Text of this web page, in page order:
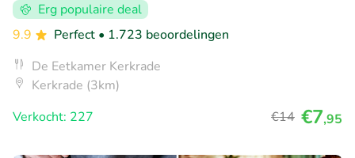
Erg populaire deal
9.9
Perfect • 1.723 beoordelingen
De Eetkamer Kerkrade
Kerkrade (3km)
Verkocht: 227
€14 €7,95